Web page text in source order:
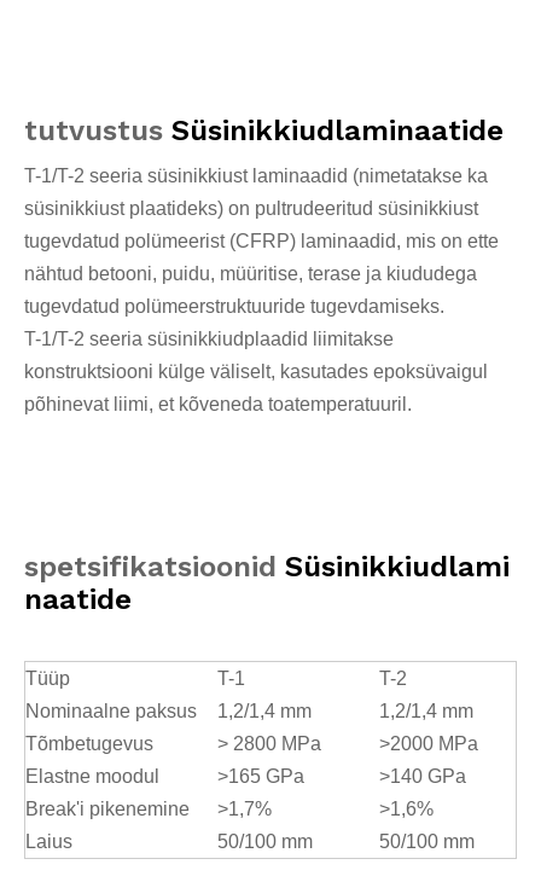
tutvustus Süsinikkiudlaminaatide
T-1/T-2 seeria süsinikkiust laminaadid (nimetatakse ka
süsinikkiust plaatideks) on pultrudeeritud süsinikkiust
tugevdatud polümeerist (CFRP) laminaadid, mis on ette
nähtud betooni, puidu, müüritise, terase ja kiududega
tugevdatud polümeerstruktuuride tugevdamiseks.
T-1/T-2 seeria süsinikkiudplaadid liimitakse
konstruktsiooni külge väliselt, kasutades epoksüvaigul
põhinevat liimi, et kõveneda toatemperatuuril.
spetsifikatsioonid Süsinikkiudlami
naatide
Tüüp T-1
T-2
Nominaalne paksus
1,2/1,4 mm
1,2/1,4 mm
Tõmbetugevus
> 2800 MPa
>2000 MPa
Elastne moodul
>165 GPa
>140 GPa
Break'i pikenemine
>1,7%
>1,6%
Laius
50/100 mm 50/100 mm